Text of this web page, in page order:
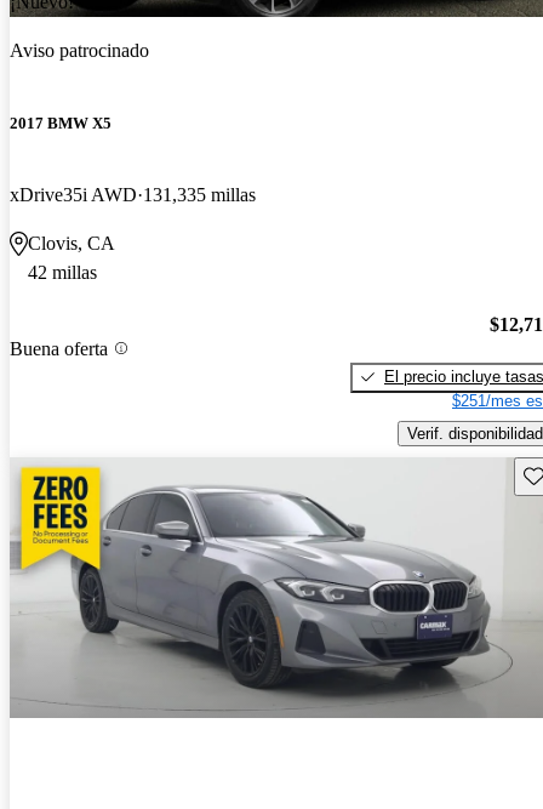
Aviso patrocinado
2017 BMW X5
xDrive35i AWD 131,335 millas
Clovis, CA
42 millas
Buena oferta
El precio incluye tasas
$251/mes
Verif. disponibilidad